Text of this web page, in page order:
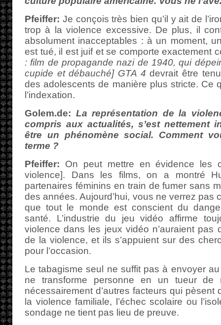
Pfeiffer: Je conçois très bien qu’il y ait de
trop à la violence excessive. De plus, il
absolument inacceptables : à un moment,
est tué, il est juif et se comporte exactement
: film de propagande nazi de 1940, qui
cupide et débauché] GTA 4 devrait être
des adolescents de manière plus stricte. Ce
l’indexation.
Golem.de: La représentation de la
compris aux actualités, s’est nettement
être un phénomène social. Comment
terme ?
Pfeiffer: On peut mettre en évidence les
violence]. Dans les films, on a montré
partenaires féminins en train de fumer sans
des années. Aujourd’hui, vous ne verrez pas
que tout le monde est conscient du
santé. L’industrie du jeu vidéo affirme
violence dans les jeux vidéo n’auraient pas
de la violence, et ils s’appuient sur des
pour l’occasion.
Le tabagisme seul ne suffit pas à envoyer
ne transforme personne en un tueur
nécessairement d’autres facteurs qui
la violence familiale, l’échec scolaire ou
sondage ne tient pas lieu de preuve.